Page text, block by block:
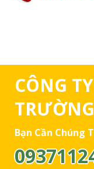
CÔNG
Bạn Cần Chúng